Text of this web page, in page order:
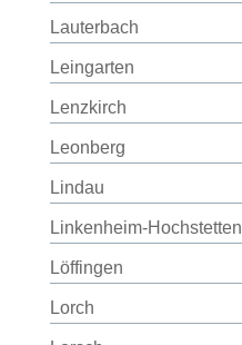
Lauterbach
Leingarten
Lenzkirch
Leonberg
Lindau
Linkenheim-Hochstetten
Löffingen
Lorch